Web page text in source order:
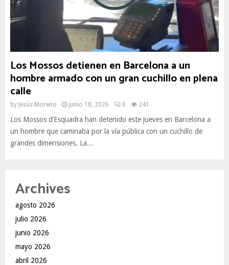
Los Mossos detienen en Barcelona a un
hombre armado con un gran cuchillo en plena
calle
by Jesús Moreno junio 18, 2026 0 241
Los Mossos d’Esquadra han detenido este jueves en Barcelona a
un hombre que caminaba por la vía pública con un cuchillo de
grandes dimensiones. La...
Archives
agosto 2026
julio 2026
junio 2026
mayo 2026
abril 2026